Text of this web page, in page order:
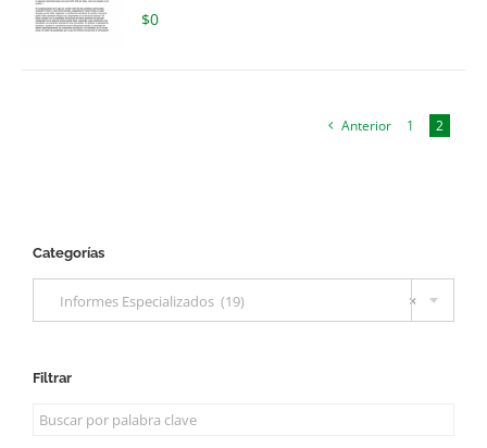
$0
Anterior 1 2
Categorías
×
Informes Especializados (19)
Filtrar